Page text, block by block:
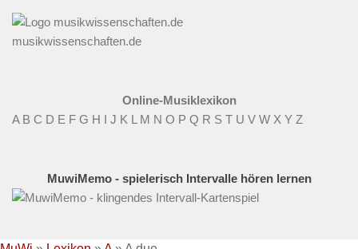
musikwissenschaften.de
Online-Musiklexikon
A B C D E F G H I J K L M N O P Q R S T U V W X Y Z
MuwiMemo - spielerisch Intervalle hören lernen